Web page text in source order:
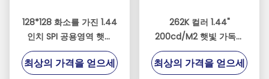
128*128 화소를 가진 1.44
인치 SPI 공용영역 햇빛
읽을 수 있는 TFT
최상의 가격을 얻으세
262K 컬러 1.44"
200cd/M2 햇빛 가독성
TFT
최상의 가격을 얻으세